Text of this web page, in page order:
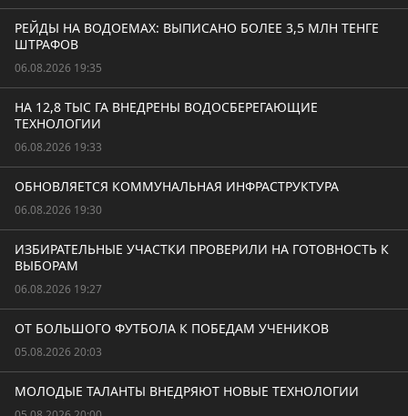
РЕЙДЫ НА ВОДОЕМАХ: ВЫПИСАНО БОЛЕЕ 3,5 МЛН ТЕНГЕ
ШТРАФОВ
06.08.2026 19:35
НА 12,8 ТЫС ГА ВНЕДРЕНЫ ВОДОСБЕРЕГАЮЩИЕ
ТЕХНОЛОГИИ
06.08.2026 19:33
ОБНОВЛЯЕТСЯ КОММУНАЛЬНАЯ ИНФРАСТРУКТУРА
06.08.2026 19:30
ИЗБИРАТЕЛЬНЫЕ УЧАСТКИ ПРОВЕРИЛИ НА ГОТОВНОСТЬ К
ВЫБОРАМ
06.08.2026 19:27
ОТ БОЛЬШОГО ФУТБОЛА К ПОБЕДАМ УЧЕНИКОВ
05.08.2026 20:03
МОЛОДЫЕ ТАЛАНТЫ ВНЕДРЯЮТ НОВЫЕ ТЕХНОЛОГИИ